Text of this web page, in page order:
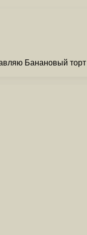
Банановый